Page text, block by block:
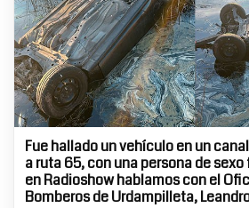
Fue hallado un vehículo en un
a ruta 65, con una persona de
en Radioshow hablamos con el
Bomberos de Urdampilleta,